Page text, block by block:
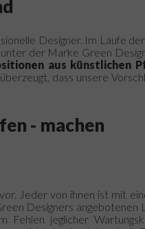
Designer. Im Laufe
unter der Marke Green
aus künstlichen
dass unsere
- machen
Jeder von ihnen ist mit
Designers angebotenen
Fehlen jeglicher